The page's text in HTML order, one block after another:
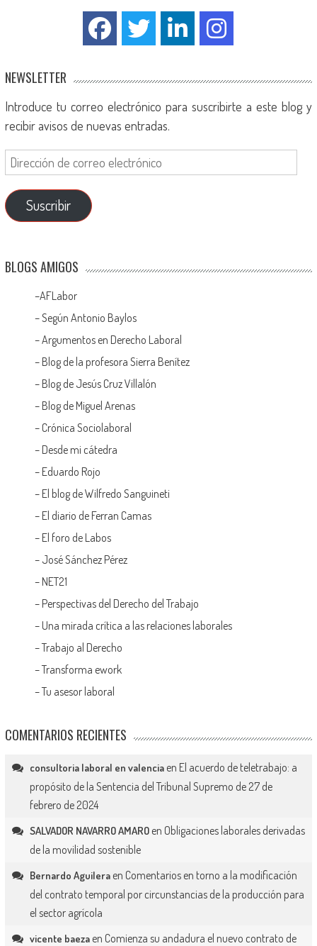
NEWSLETTER
Introduce tu correo electrónico para suscribirte a este blog y
recibir avisos de nuevas entradas.
Suscribir
BLOGS AMIGOS
–AFLabor
– Según Antonio Baylos
–Argumentos en Derecho Laboral
– Blog de la profesora Sierra Benítez
– Blog de Jesús Cruz Villalón
– Blog de Miguel Arenas
– Crónica Sociolaboral
– Desde mi cátedra
– Eduardo Rojo
– El blog de Wilfredo Sanguineti
– El diario de Ferran Camas
– El foro de Labos
– José Sánchez Pérez
– NET21
– Perspectivas del Derecho del Trabajo
– Una mirada crítica a las relaciones laborales
–Trabajo al Derecho
–Transforma ework
–Tu asesor laboral
COMENTARIOS RECIENTES
consultoria laboral en valenciaen El acuerdo de teletrabajo: a
propósito de la Sentencia del Tribunal Supremo de 27 de
febrero de 2024
SALVADOR NAVARRO AMAROen Obligaciones laborales derivadas
de la movilidad sostenible
Bernardo Aguileraen Comentarios en torno a la modificación
del contrato temporal por circunstancias de la producción para
el sector agrícola
vicente baezaen Comienza su andadura el nuevo contrato de